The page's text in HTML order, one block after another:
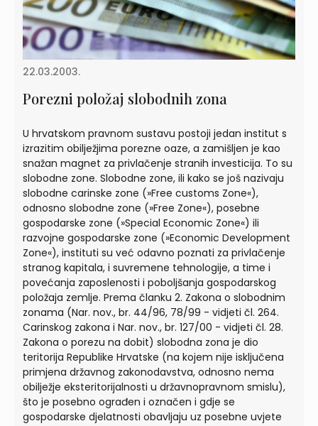
22.03.2003.
Porezni položaj slobodnih zona
U hrvatskom pravnom sustavu postoji jedan institut s
izrazitim obilježjima porezne oaze, a zamišljen je kao
snažan magnet za privlačenje stranih investicija. To su
slobodne zone. Slobodne zone, ili kako se još nazivaju
slobodne carinske zone (»Free customs Zone«),
odnosno slobodne zone (»Free Zone«), posebne
gospodarske zone (»Special Economic Zone«) ili
razvojne gospodarske zone (»Economic Development
Zone«), instituti su već odavno poznati za privlačenje
stranog kapitala, i suvremene tehnologije, a time i
povećanja zaposlenosti i poboljšanja gospodarskog
položaja zemlje. Prema članku 2. Zakona o slobodnim
zonama (Nar. nov., br. 44/96, 78/99 - vidjeti čl. 264.
Carinskog zakona i Nar. nov., br. 127/00 - vidjeti čl. 28.
Zakona o porezu na dobit) slobodna zona je dio
teritorija Republike Hrvatske (na kojem nije isključena
primjena državnog zakonodavstva, odnosno nema
obilježje eksteritorijalnosti u državnopravnom smislu),
što je posebno ograđen i označen i gdje se
gospodarske djelatnosti obavljaju uz posebne uvjete